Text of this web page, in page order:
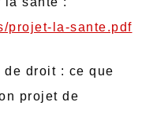
projet-la-sante.pdf
de droit : ce que
projet de